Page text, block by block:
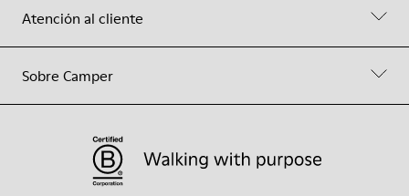
Atención al cliente
Sobre Camper